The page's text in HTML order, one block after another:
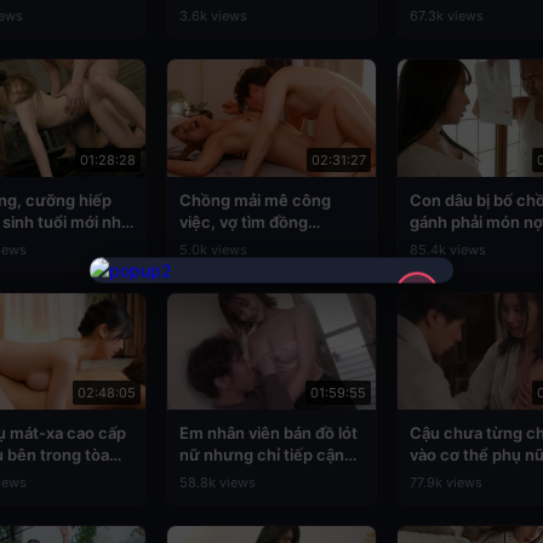
3.6k views
không chán
67.3k views
01:28:28
cưỡng hiếp
tuổi mới nhú
02:31:27
Chồng mải mê công
việc, vợ tìm đồng
nghiệp thụ thai cho
5.0k views
Con dâu bị bố
gánh phải món nợ
khổng lồ và cái kết
85.4k views
02:48:05
mát-xa cao cấp
bên trong tòa
tầng
01:59:55
Em nhân viên bán đồ lót
nữ nhưng chỉ tiếp cận
khách nam đã có vợ để
58.8k views
Cậu chưa từng
vào cơ thể phụ
không, hãy để tôi
77.9k views